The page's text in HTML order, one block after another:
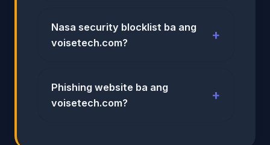
Nasa security blocklist ba ang
voisetech.com?
Phishing website ba ang
voisetech.com?